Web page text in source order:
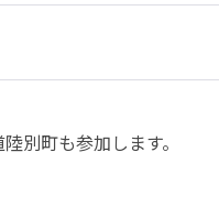
別町も参加します。